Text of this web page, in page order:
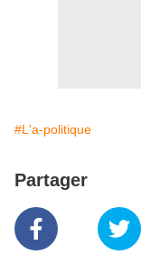
#L'a-politique
Partager